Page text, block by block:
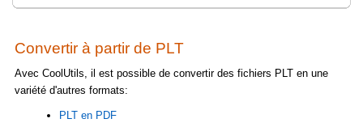
Convertir à partir de PLT
Avec CoolUtils, il est possible de convertir des fichiers PLT en une
variété d'autres formats:
PLT en PDF